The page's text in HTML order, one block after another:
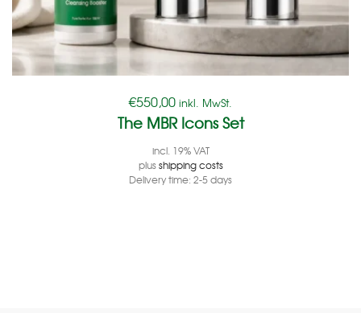
€550,00 inkl. MwSt.
The MBR Icons Set
incl. 19% VAT
plusshipping costs
Delivery time: 2-5 days